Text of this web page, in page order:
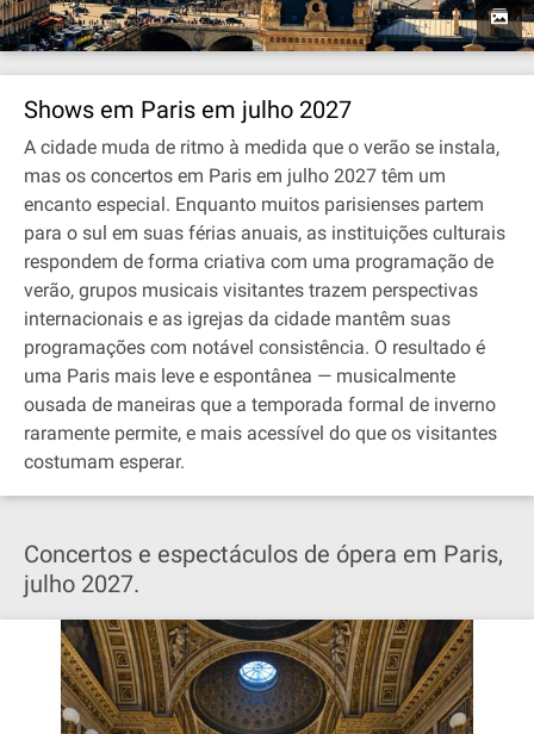
Shows em Paris em julho 2027
A cidade muda de ritmo à medida que o verão se instala,
mas os concertos em Paris em julho 2027 têm um
encanto especial. Enquanto muitos parisienses partem
para o sul em suas férias anuais, as instituições culturais
respondem de forma criativa com uma programação de
verão, grupos musicais visitantes trazem perspectivas
internacionais e as igrejas da cidade mantêm suas
programações com notável consistência. O resultado é
uma Paris mais leve e espontânea — musicalmente
ousada de maneiras que a temporada formal de inverno
raramente permite, e mais acessível do que os visitantes
costumam esperar.
Concertos e espectáculos de ópera em Paris,
julho 2027.